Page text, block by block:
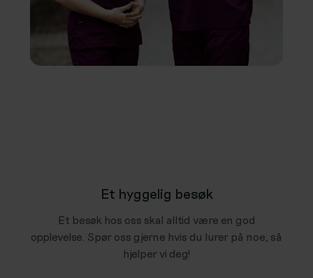
Et hyggelig besøk
Et besøk hos oss skal alltid være en god
opplevelse. Spør oss gjerne hvis du lurer på noe, så
hjelper vi deg!